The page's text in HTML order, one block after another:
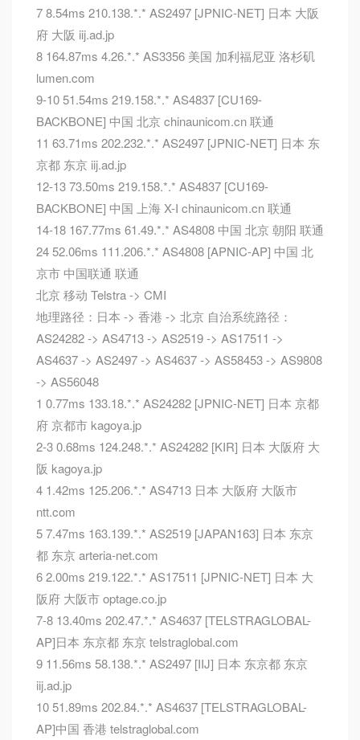
7 8.54ms 210.138.*.* AS2497 [JPNIC-NET] 日本 大阪
府 大阪 iij.ad.jp
8 164.87ms 4.26.*.* AS3356 美国 加利福尼亚 洛杉矶
lumen.com
9-10 51.54ms 219.158.*.* AS4837 [CU169-
BACKBONE] 中国 北京 chinaunicom.cn 联通
11 63.71ms 202.232.*.* AS2497 [JPNIC-NET] 日本 东
京都 东京 iij.ad.jp
12-13 73.50ms 219.158.*.* AS4837 [CU169-
BACKBONE] 中国 上海 X-I chinaunicom.cn 联通
14-18 167.77ms 61.49.*.* AS4808 中国 北京 朝阳 联通
24 52.06ms 111.206.*.* AS4808 [APNIC-AP] 中国 北
京市 中国联通 联通
北京 移动 Telstra -> CMI
地理路径：日本 -> 香港 -> 北京 自治系统路径：
AS24282 -> AS4713 -> AS2519 -> AS17511 ->
AS4637 -> AS2497 -> AS4637 -> AS58453 -> AS9808
-> AS56048
1 0.77ms 133.18.*.* AS24282 [JPNIC-NET] 日本 京都
府 京都市 kagoya.jp
2-3 0.68ms 124.248.*.* AS24282 [KIR] 日本 大阪府 大
阪 kagoya.jp
4 1.42ms 125.206.*.* AS4713 日本 大阪府 大阪市
ntt.com
5 7.47ms 163.139.*.* AS2519 [JAPAN163] 日本 东京
都 东京 arteria-net.com
6 2.00ms 219.122.*.* AS17511 [JPNIC-NET] 日本 大
阪府 大阪市 optage.co.jp
7-8 13.40ms 202.47.*.* AS4637 [TELSTRAGLOBAL-
AP]日本 东京都 东京 telstraglobal.com
9 11.56ms 58.138.*.* AS2497 [IIJ] 日本 东京都 东京
iij.ad.jp
10 51.89ms 202.84.*.* AS4637 [TELSTRAGLOBAL-
AP]中国 香港 telstraglobal.com